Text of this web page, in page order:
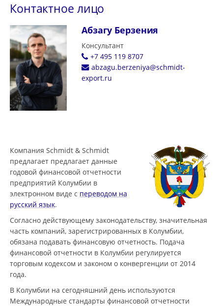
Контактное лицо
Абзагу Берзения
Консультант
+7 495 119 8707
abzagu.berzeniya@schmidt-
export.ru
Компания Schmidt & Schmidt
предлагает предлагает данные
годовой финансовой отчетности
предприятий Колумбии в
электронном виде с переводом на
русский язык.
Согласно действующему законодательству, значительная
часть компаний, зарегистрированных в Колумбии,
обязана подавать финансовую отчетность. Подача
финансовой отчетности в Колумбии регулируется
торговым кодексом и законом о конвергенции от 2014
года.
В Колумбии на сегодняшний день используются
Международные стандарты финансовой отчетности